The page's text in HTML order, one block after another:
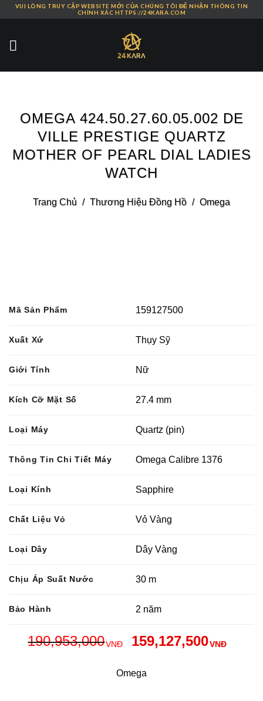
Skip
content
VUI LÒNG TRUY CẬP WEBSITE MỚI CỦA CHÚNG TÔI ĐỂ NHẬN THÔNG TIN
CHÍNH XÁC HTTPS://24KARA.COM
OMEGA 424.50.27.60.05.002 DE
VILLE PRESTIGE QUARTZ
MOTHER OF PEARL DIAL LADIES
WATCH
Trang Chủ / Thương Hiệu Đồng Hồ / Omega
Mã Sản Phẩm 159127500
Xuất Xứ Thụy Sỹ
Giới Tính Nữ
Kích Cỡ Mặt Số 27.4 mm
Loại Máy Quartz (pin)
Thông Tin Chi Tiết Máy Omega Calibre 1376
Loại Kính Sapphire
Chất Liệu Vỏ Vỏ Vàng
Loại Dây Dây Vàng
Chịu Áp Suất Nước 30 m
Bảo Hành 2 năm
190,953,000VNĐ 159,127,500VNĐ
Omega